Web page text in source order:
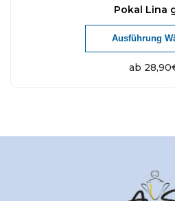
Pokal Lina
ab 28,90
Ausführung